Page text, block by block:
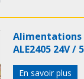
Alimentations
ALE2405 24V /
En savoir plus